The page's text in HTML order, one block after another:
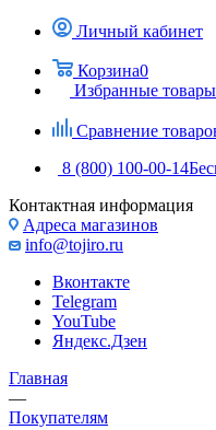
Личный кабинет
Корзина0
Избранные товары
Сравнение
8 (800) 100-00-14
Контактная информация
Адреса магазинов
info@tojiro.ru
Вконтакте
Telegram
YouTube
Яндекс.Дзен
Главная
—
Покупателям